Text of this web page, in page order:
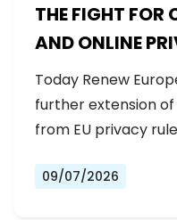
THE FIGHT FOR
AND ONLINE
Today Renew
further extension
from EU privacy
09/07/2026